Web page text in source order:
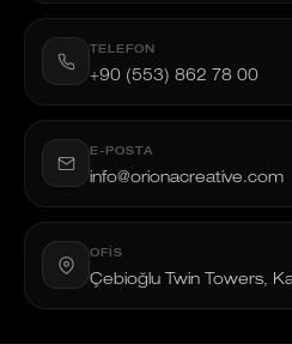
TELEFON
+90 (553) 862 78 00
E-POSTA
info@orionacreative.com
OFIS
Çebioğlu Twin Towers,